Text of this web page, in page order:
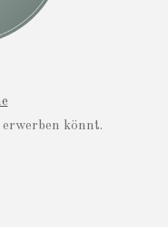
erwerben könnt.